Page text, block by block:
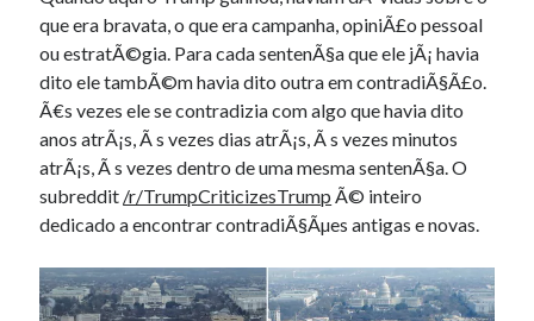
que era bravata, o que era campanha, opiniÃ£o pessoal
ou estratÃ©gia. Para cada sentenÃ§a que ele jÃ¡ havia
dito ele tambÃ©m havia dito outra em contradiÃ§Ã£o.
Ã€s vezes ele se contradizia com algo que havia dito
anos atrÃ¡s, Ã s vezes dias atrÃ¡s, Ã s vezes minutos
atrÃ¡s, Ã s vezes dentro de uma mesma sentenÃ§a. O
subreddit /r/TrumpCriticizesTrump Ã© inteiro
dedicado a encontrar contradiÃ§Ãµes antigas e novas.